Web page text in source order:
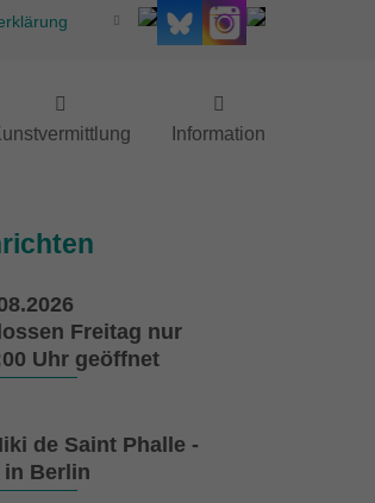
Information
Freitag nur
Uhr geöffnet
de Saint Phalle -
in Berlin